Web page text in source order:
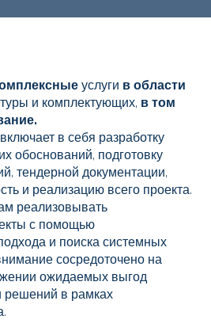
услуги в области
и комплектующих, в том
в себя разработку
обоснований, подготовку
тендерной документации,
и реализацию всего проекта.
реализовывать
с помощью
и поиска системных
сосредоточено на
ожидаемых выгод
решений в рамках